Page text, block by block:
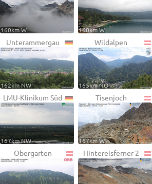
160km W 160km W
Unterammergau
162km NW
Wildalpen
165km NO
LMU-Klinikum Süd
167km NW
Tisenjoch
167km W
Obergarten Hintereisferner 2